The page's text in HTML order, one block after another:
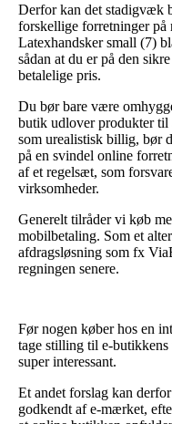
Derfor kan det stadigvæk
forskellige forretninger på
Latexhandsker small (7)
sådan at du er på den
betalelige pris.
Du bør bare være
butik udlover produkter til
som urealistisk billig, bør
på en svindel online
af et regelsæt, som
virksomheder.
Generelt tilråder vi køb
mobilbetaling. Som et
afdragsløsning som fx
regningen senere.
Før nogen køber hos en
tage stilling til e-
super interessant.
Et andet forslag kan
godkendt af e-mærket,